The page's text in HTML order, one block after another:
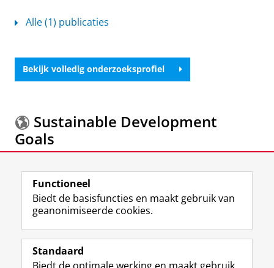
Alle (1) publicaties
Bekijk volledig onderzoeksprofiel
Sustainable Development
Goals
Meer informatie over deSustainable Development
Goals.
Volg de RUG
F
a
L
i
R
S
I
n
Y
o
Functioneel
Biedt de basisfuncties en maakt gebruik van
geanonimiseerde cookies.
Standaard